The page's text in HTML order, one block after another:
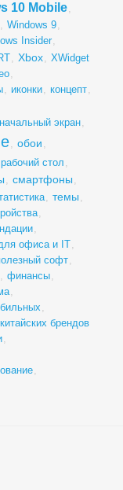
10 Mobile,
, Windows 9,
Insider,
, Xbox, XWidget
,
, иконки, концепт,
начальный экран,
, обои ,
рабочий стол ,
, смартфоны ,
, темы ,
,
,
офиса и IT,
софт,
, финансы,
,
,
брендов
,
,